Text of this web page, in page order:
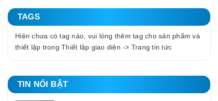
TAGS
Hiện chưa có tag nào, vui lòng thêm tag cho sản phẩm và
thiết lập trong Thiết lập giao diện -> Trang tin tức
TIN NỔI BẬT